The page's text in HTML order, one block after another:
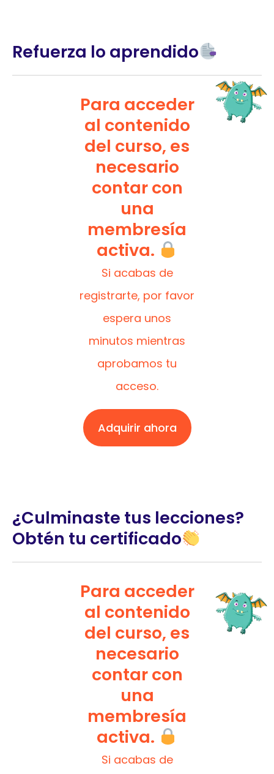
Refuerza lo aprendido
Para acceder
al contenido
del curso, es
necesario
contar con
una
membresía
activa.
Si acabas de
registrarte, por favor
espera unos
minutos mientras
aprobamos tu
acceso.
Adquirir ahora
¿Culminaste tus lecciones?
Obtén tu certificado
Para acceder
al contenido
del curso, es
necesario
contar con
una
membresía
activa.
Si acabas de